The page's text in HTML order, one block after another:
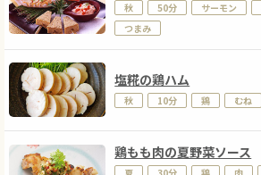
秋 50分 サーモン
つまみ
塩糀の鶏ハム
秋 10分 鶏 むね
鶏もも肉の夏野菜ソース